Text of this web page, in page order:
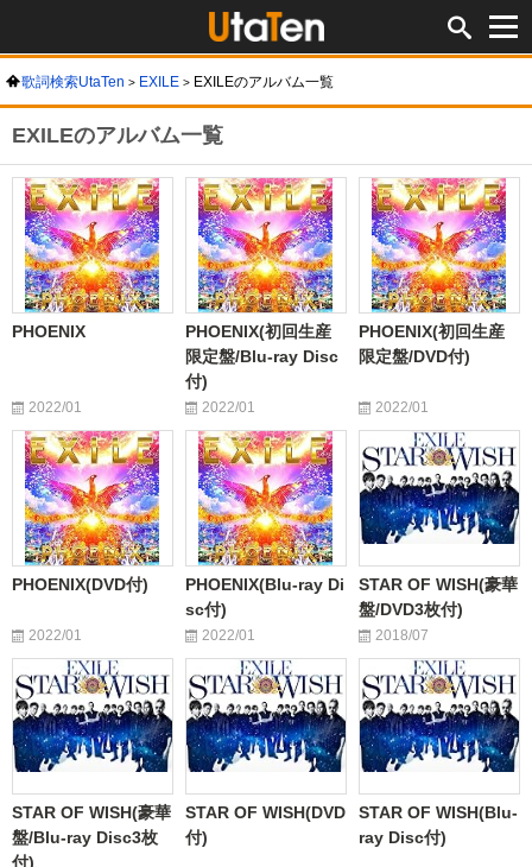
歌詞検索UtaTen EXILE EXILEのアルバム一覧
EXILEのアルバム一覧
PHOENIX
2022/01
PHOENIX(初回生産
限定盤/Blu-ray Disc
付)
2022/01
PHOENIX(初回生産
限定盤/DVD付)
2022/01
PHOENIX(DVD付)
2022/01
PHOENIX(Blu-ray Di
sc付)
2022/01
STAR OF WISH(豪華
盤/DVD3枚付)
2018/07
STAR OF WISH(豪華
盤/Blu-ray Disc3枚
付)
STAR OF WISH(DVD
付)
STAR OF WISH(Blu-
ray Disc付)